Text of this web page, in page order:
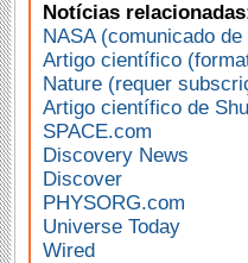
Notícias
NASA (comunicado
Artigo científico
Nature (requer
Artigo científico de
SPACE.com
Discovery News
Discover
PHYSORG.com
Universe Today
Wired